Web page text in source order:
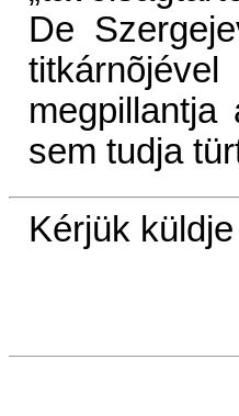
De
sem tudja
Kérjük